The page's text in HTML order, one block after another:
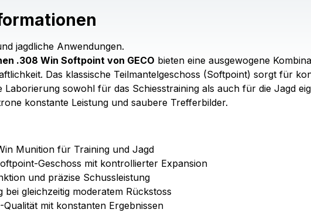
jagdliche Anwendungen.
.308 Win Softpoint von GECO bieten eine ausgewogene
Das klassische Teilmantelgeschoss (Softpoint) sorgt für
Laborierung sowohl für das Schiesstraining als auch für die Jagd
konstante Leistung und saubere Trefferbilder.
Munition für Training und Jagd
Geschoss mit kontrollierter Expansion
und präzise Schussleistung
bei gleichzeitig moderatem Rückstoss
Qualität mit konstanten Ergebnissen